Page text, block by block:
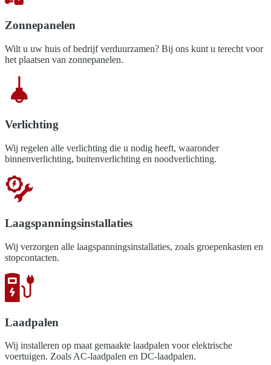
Zonnepanelen
Wilt u uw huis of bedrijf verduurzamen? Bij ons kunt u terecht voor
het plaatsen van zonnepanelen.
Verlichting
Wij regelen alle verlichting die u nodig heeft, waaronder
binnenverlichting, buitenverlichting en noodverlichting.
Laagspanningsinstallaties
Wij verzorgen alle laagspanningsinstallaties, zoals groepenkasten en
stopcontacten.
Laadpalen
Wij installeren op maat gemaakte laadpalen voor elektrische
voertuigen. Zoals AC-laadpalen en DC-laadpalen.